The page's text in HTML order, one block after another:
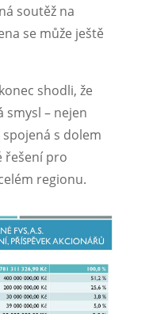
soutěž na
se může ještě
shodli, že
– nejen
s dolem
řešení pro
regionu.